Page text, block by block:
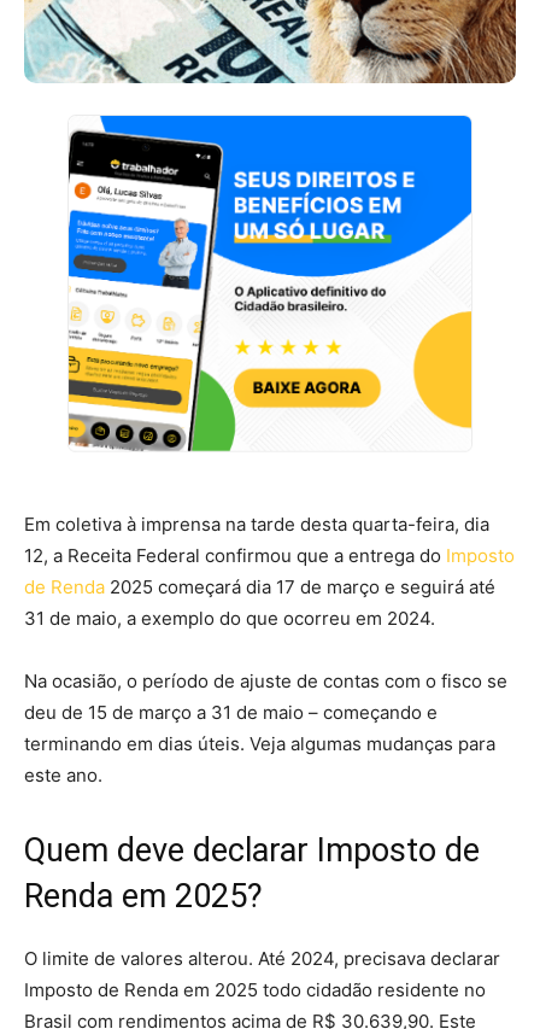
Em coletiva à imprensa na tarde desta quarta-feira, dia
12, a Receita Federal confirmou que a entrega do Imposto
de Renda 2025 começará dia 17 de março e seguirá até
31 de maio, a exemplo do que ocorreu em 2024.
Na ocasião, o período de ajuste de contas com o fisco se
deu de 15 de março a 31 de maio – começando e
terminando em dias úteis. Veja algumas mudanças para
este ano.
Quem deve declarar Imposto de
Renda em 2025?
O limite de valores alterou. Até 2024, precisava declarar
Imposto de Renda em 2025 todo cidadão residente no
Brasil com rendimentos acima de R$ 30.639,90. Este